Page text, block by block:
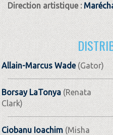
Direction artistique :
Allain-Marcus Wade(Gator)
Borsay LaTonya(Renata
Clark)
Ciobanu Ioachim (Misha